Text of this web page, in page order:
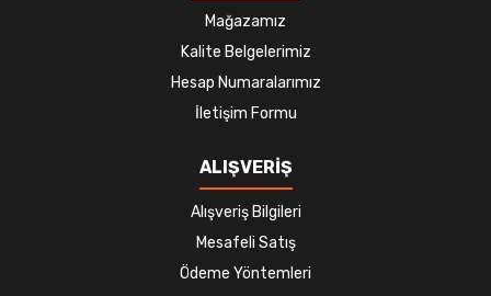
Mağazamız
Kalite Belgelerimiz
Hesap Numaralarımız
İletişim Formu
ALIŞVERİŞ
Alışveriş Bilgileri
Mesafeli Satış
Ödeme Yöntemleri